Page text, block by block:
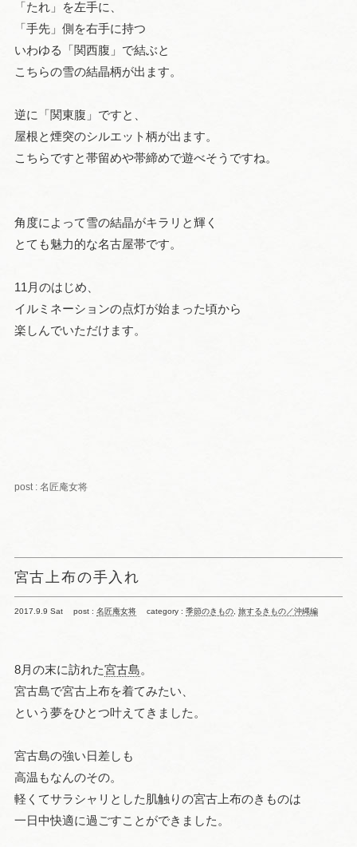
「たれ」を左手に、
「手先」側を右手に持つ
いわゆる「関西腹」で結ぶと
こちらの雪の結晶柄が出ます。
逆に「関東腹」ですと、
屋根と煙突のシルエット柄が出ます。
こちらですと帯留めや帯締めで遊べそうですね。
角度によって雪の結晶がキラリと輝く
とても魅力的な名古屋帯です。
11月のはじめ、
イルミネーションの点灯が始まった頃から
楽しんでいただけます。
post : 名匠庵女将
宮古上布の手入れ
2017.9.9 Sat post : 名匠庵女将 category : 季節のきもの, 旅するきもの／沖縄編
8月の末に訪れた宮古島。
宮古島で宮古上布を着てみたい、
という夢をひとつ叶えてきました。
宮古島の強い日差しも
高温もなんのその。
軽くてサラシャリとした肌触りの宮古上布のきものは
一日中快適に過ごすことができました。